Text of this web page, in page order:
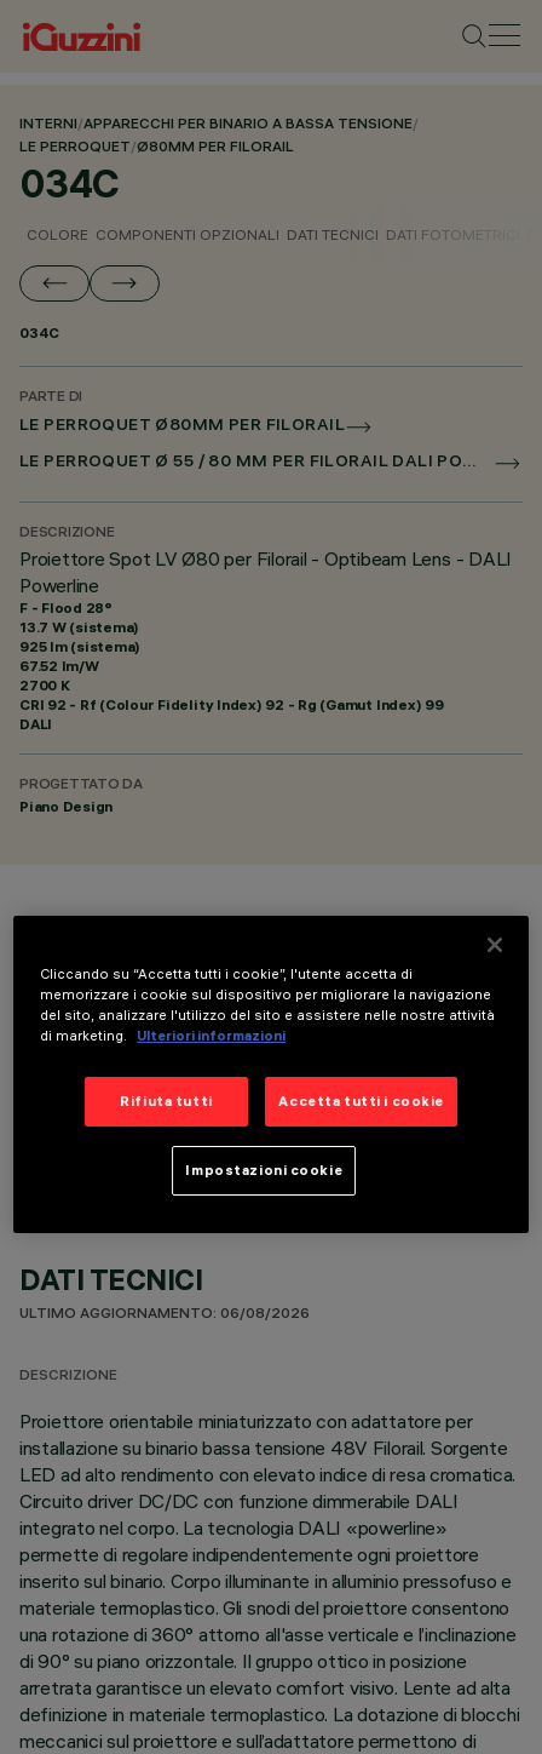
INTERNI/APPARECCHI PER BINARIO A BASSA TENSIONE/
LE PERROQUET/Ø80MM PER FILORAIL
034C
COLORE COMPONENTI OPZIONALI DATI TECNICI DATI FOTOMETRICI
034C
PARTE DI
LE PERROQUET Ø80MM PER FILORAIL
LE PERROQUET Ø 55 / 80 MM PER FILORAIL DALI POWERLINE
DESCRIZIONE
Proiettore Spot LV Ø80 per Filorail - Optibeam Lens - DALI
Powerline
F - Flood 28°
13.7 W (sistema)
925 lm (sistema)
67.52 lm/W
2700 K
CRI 92 - Rf (Colour Fidelity Index) 92 - Rg (Gamut Index) 99
DALI
PROGETTATO DA
Piano Design
COLORE
COMPONENTI OPZIONALI
DATI TECNICI
ULTIMO AGGIORNAMENTO: 06/08/2026
DESCRIZIONE
Proiettore orientabile miniaturizzato con adattatore per
installazione su binario bassa tensione 48V Filorail. Sorgente
LED ad alto rendimento con elevato indice di resa cromatica.
Circuito driver DC/DC con funzione dimmerabile DALI
integrato nel corpo. La tecnologia DALI «powerline»
permette di regolare indipendentemente ogni proiettore
inserito sul binario. Corpo illuminante in alluminio pressofuso e
materiale termoplastico. Gli snodi del proiettore consentono
una rotazione di 360° attorno all'asse verticale e l’inclinazione
di 90° su piano orizzontale. Il gruppo ottico in posizione
arretrata garantisce un elevato comfort visivo. Lente ad alta
definizione in materiale termoplastico. La dotazione di blocchi
meccanici sul proiettore e sull’adattatore permettono di
Cliccando su “Accetta tutti i cookie”, l'utente accetta di
memorizzare i cookie sul dispositivo per migliorare la navigazione
del sito, analizzare l'utilizzo del sito e assistere nelle nostre attività
di marketing.
Ulteriori informazioni
Rifiuta tutti Accetta tutti i cookie
Impostazioni cookie